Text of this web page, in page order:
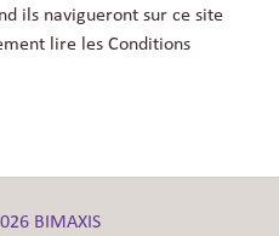
ils navigueront sur ce site
lire les Conditions
BIMAXIS